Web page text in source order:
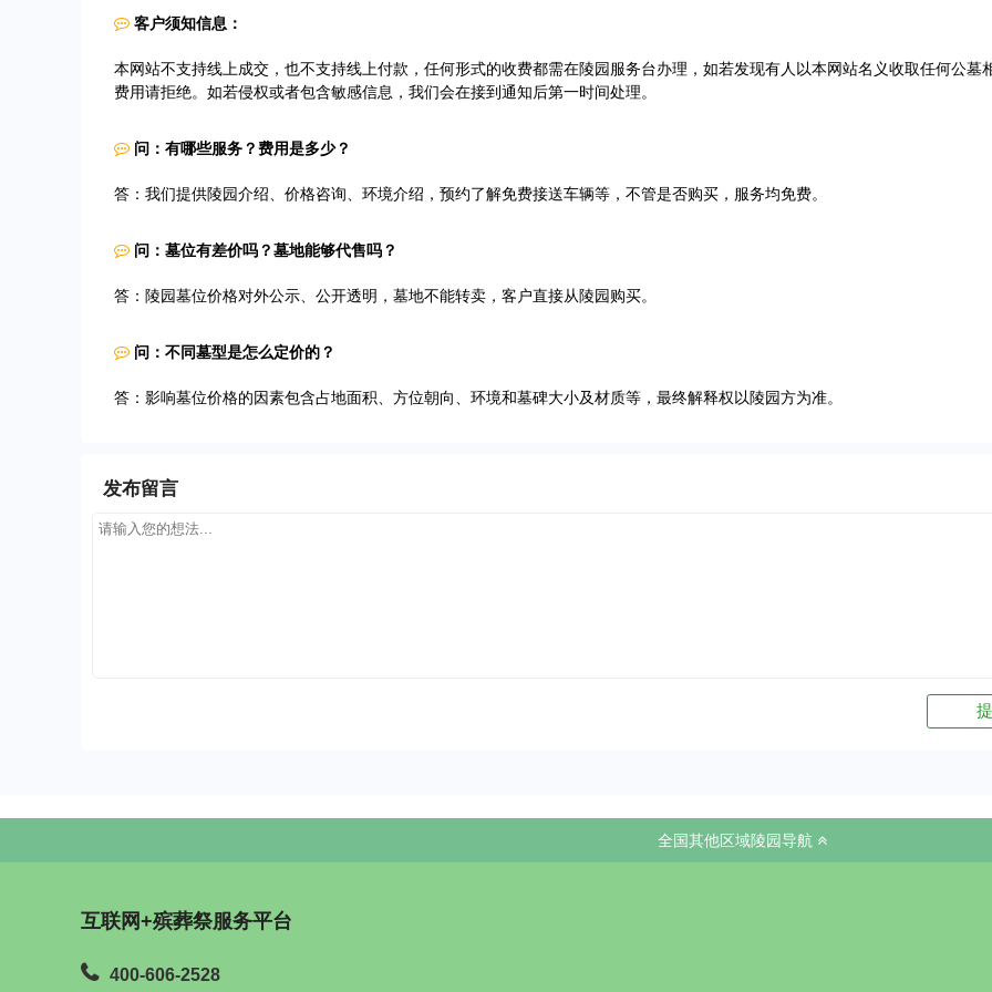
客户须知信息：
本网站不支持线上成交，也不支持线上付款，任何形式的收费都需在陵园服务台办理，如若发现有人以本网站名义收取任何公墓
费用请拒绝。如若侵权或者包含敏感信息，我们会在接到通知后第一时间处理。
问：有哪些服务？费用是多少？
答：我们提供陵园介绍、价格咨询、环境介绍，预约了解免费接送车辆等，不管是否购买，服务均免费。
问：墓位有差价吗？墓地能够代售吗？
答：陵园墓位价格对外公示、公开透明，墓地不能转卖，客户直接从陵园购买。
问：不同墓型是怎么定价的？
答：影响墓位价格的因素包含占地面积、方位朝向、环境和墓碑大小及材质等，最终解释权以陵园方为准。
发布留言
全国其他区域陵园导航
互联网+殡葬祭服务平台
400-606-2528